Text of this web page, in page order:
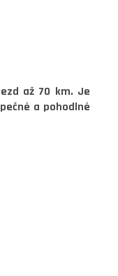
až 70 km. Je
a pohodlné